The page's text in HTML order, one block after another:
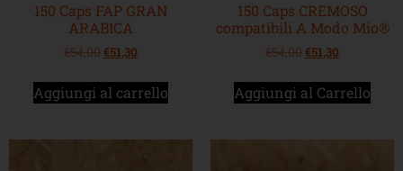
150 Caps FAP GRAN
ARABICA
€54,00 €51,30
Aggiungi al carrello
150 Caps CREMOSO
compatibili A Modo Mio®
€54,00 €51,30
Aggiungi al Carrello